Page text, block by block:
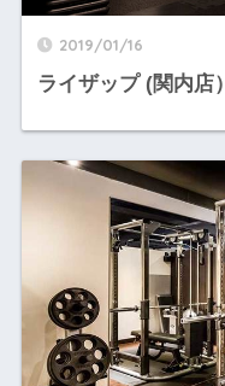
2019/01/16
ライザップ (関内店）